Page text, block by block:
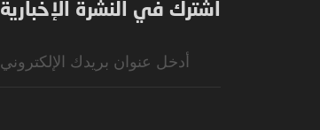
اشترك في النشرة الإخبارية